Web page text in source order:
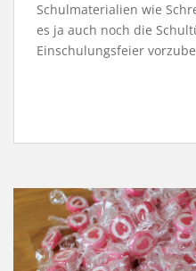
Schulmaterialien wie
es ja auch noch die
Einschulungsfeier